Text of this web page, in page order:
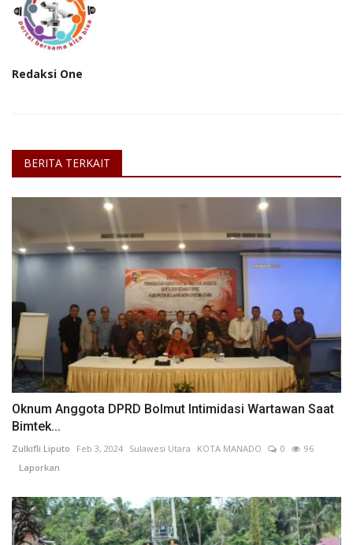
Redaksi One
BERITA TERKAIT
Oknum Anggota DPRD Bolmut Intimidasi Wartawan Saat
Bimtek...
Zulkifli Liputo Feb 3, 2024 Sulawesi Utara KOTA MANADO 0
96
Laporkan